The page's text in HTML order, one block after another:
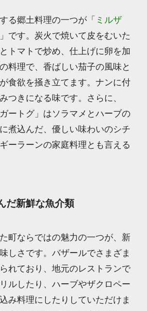
る郷土料理の一つが「 ミルザ
」です。炭火で焼いて皮をむいた
トマトで炒め、仕上げに卵を加
料理で、香ばしい茄子の風味と
食欲を掻き立てます。ナンに付
つきになる味です。さらに、
ートグ」はソラマメとハーブの
煮込んだ、優しい味わいのシチ
ーラーンの家庭料理とも言える
だ新鮮な魚介類
町ならではの魅力の一つが、新
しさです。バザールでさまざま
れており、地元のレストランで
ルしたり、ハーブやザクロペー
み料理にしたりしていただけま